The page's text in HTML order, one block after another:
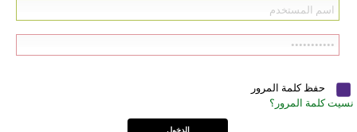
حفظ كلمة المرور
نسيت كلمة المرور؟